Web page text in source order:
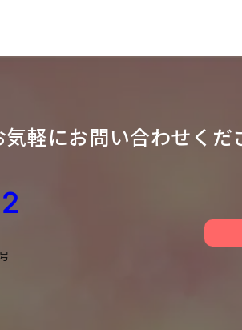
気軽にお問い合わせくだ